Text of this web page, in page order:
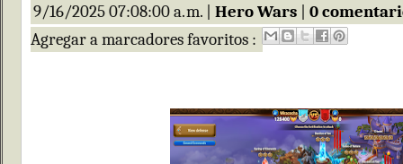
9/16/2025 07:08:00 a. m. | Hero Wars
0
Agregar a marcadores favoritos :